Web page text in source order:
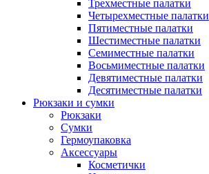
Трехместные палатки
Четырехместные палатки
Пятиместные палатки
Шестиместные палатки
Семиместные палатки
Восьмиместные палатки
Девятиместные палатки
Десятиместные палатки
Рюкзаки и сумки
Рюкзаки
Сумки
Гермоупаковка
Аксессуары
Косметички